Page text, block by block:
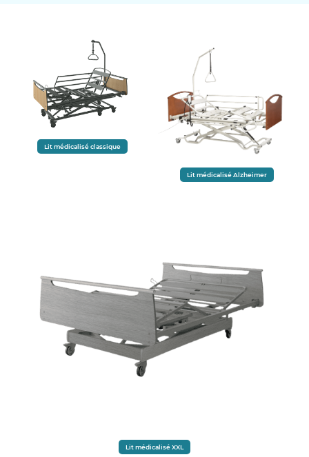
Lit médicalisé classique
Lit médicalisé Alzheimer
Lit médicalisé XXL